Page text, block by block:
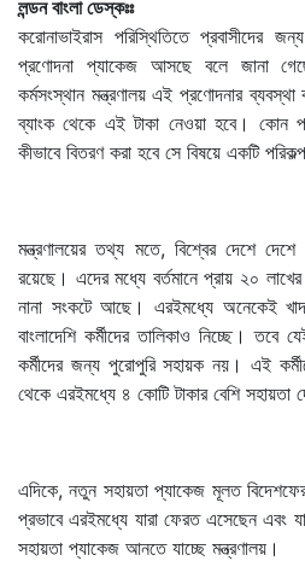
লন্ডন বাংলা ডেস্কঃঃ
করোনাভাইরাস পরিস্থিতিতে প্রবাসীদের
প্রণোদনা প্যাকেজ আসছে বলে জানা
কর্মসংস্থান মন্ত্রণালয় এই প্রণোদনার
ব্যাংক থেকে এই টাকা নেওয়া হবে। কোন
কীভাবে বিতরণ করা হবে সে বিষয়ে একটি
মন্ত্রণালয়ের তথ্য মতে, বিশ্বের দেশে
রয়েছে। এদের মধ্যে বর্তমানে প্রায় ২০
নানা সংকটে আছে। এরইমধ্যে অনেকেই
বাংলাদেশি কর্মীদের তালিকাও নিচ্ছে। তবে
কর্মীদের জন্য পুরোপুরি সহায়ক নয়। এই
থেকে এরইমধ্যে ৪ কোটি টাকার বেশি সহায়তা
এদিকে, নতুন সহায়তা প্যাকেজ মূলত
প্রভাবে এরইমধ্যে যারা ফেরত এসেছেন এবং
সহায়তা প্যাকেজ আনতে যাচ্ছে মন্ত্রণালয়।